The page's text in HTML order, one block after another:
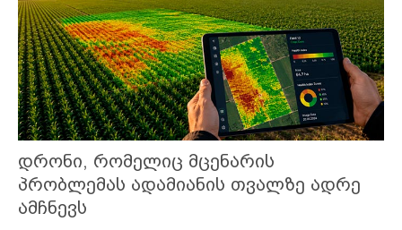
დრონი, რომელიც მცენარის
პრობლემას ადამიანის თვალზე ადრე
ამჩნევს